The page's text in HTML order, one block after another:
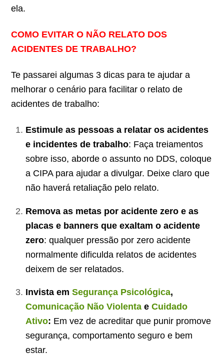
ela.
COMO EVITAR O NÃO RELATO DOS
ACIDENTES DE TRABALHO?
Te passarei algumas 3 dicas para te ajudar a
melhorar o cenário para facilitar o relato de
acidentes de trabalho:
Estimule as pessoas a relatar os acidentes
e incidentes de trabalho: Faça treiamentos
sobre isso, aborde o assunto no DDS, coloque
a CIPA para ajudar a divulgar. Deixe claro que
não haverá retaliação pelo relato.
Remova as metas por acidente zero e as
placas e banners que exaltam o acidente
zero: qualquer pressão por zero acidente
normalmente dificulda relatos de acidentes
deixem de ser relatados.
Invista em Segurança Psicológica,
Comunicação Não Violentae Cuidado
Ativo: Em vez de acreditar que punir promove
segurança, comportamento seguro e bem
estar.